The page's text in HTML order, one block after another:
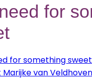
for